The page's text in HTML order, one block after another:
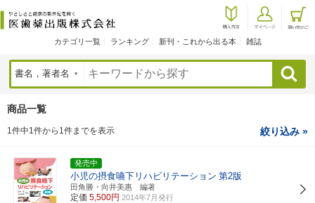
カテゴリ一覧 ランキング 新刊・これから出る本 雑誌
検索
商品一覧
1件中1件から1件までを表示 絞り込み »
発売中
小児の摂食嚥下リハビリテーション 第2版
田角勝・向井美惠 編著
定価 5,500円 2014年7月発行